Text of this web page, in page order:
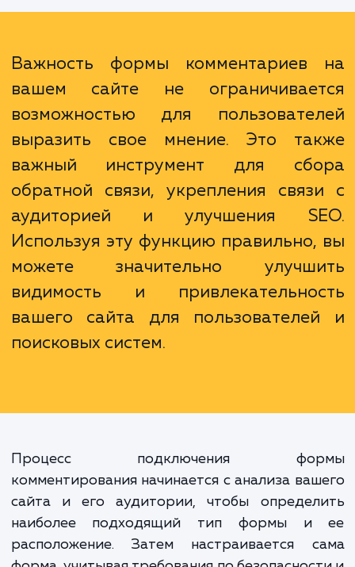
может стать сильным инструментом
пользователями может увеличить
уникального контента на страницах
сайта, что положительно сказывается на
ранжировании в поисковых системах.
Важность формы комментариев
вашем сайте не
возможностью для
выразить свое мнение. Это
важный инструмент для
можете значительно
видимость и
вашего сайта для
поисковых систем.